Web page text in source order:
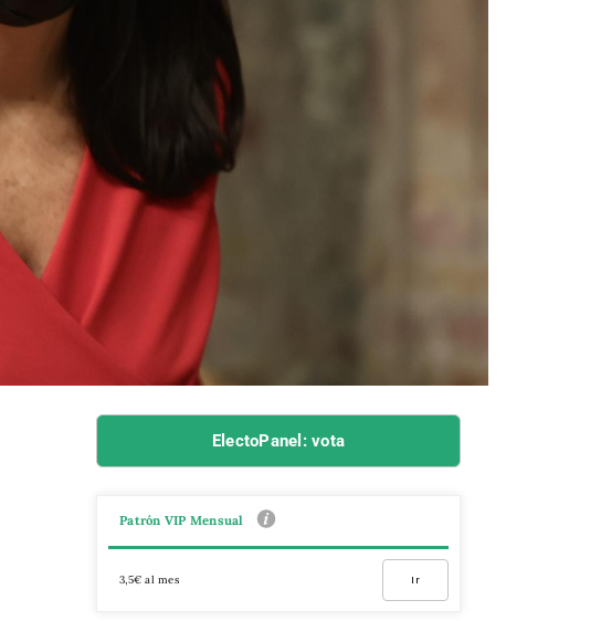
ElectoPanel: vota
Patrón VIP Mensual
3,5€ al mes Ir